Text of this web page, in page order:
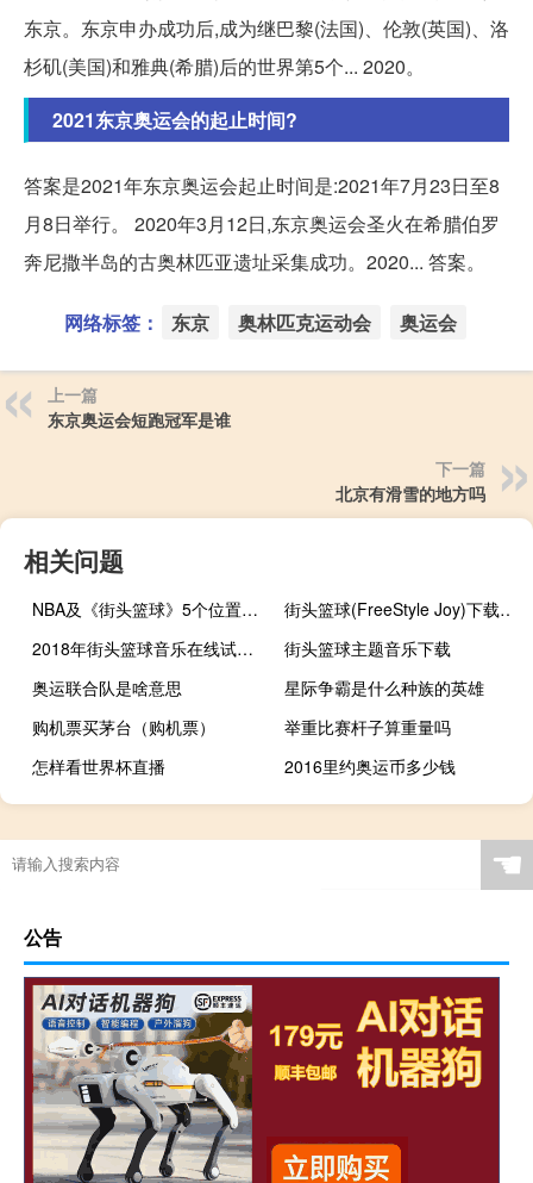
东京。东京申办成功后,成为继巴黎(法国)、伦敦(英国)、洛
杉矶(美国)和雅典(希腊)后的世界第5个... 2020。
2021东京奥运会的起止时间?
答案是2021年东京奥运会起止时间是:2021年7月23日至8
月8日举行。 2020年3月12日,东京奥运会圣火在希腊伯罗
奔尼撒半岛的古奥林匹亚遗址采集成功。2020... 答案。
网络标签： 东京 奥林匹克运动会 奥运会
上一篇
东京奥运会短跑冠军是谁
下一篇
北京有滑雪的地方吗
相关问题
NBA及《街头篮球》5个位置的详细介绍
街头篮球(FreeStyle Joy)下载(电脑、安卓和IOS所有版本)
2018年街头篮球音乐在线试听及下载
街头篮球主题音乐下载
奥运联合队是啥意思
星际争霸是什么种族的英雄
购机票买茅台（购机票）
举重比赛杆子算重量吗
怎样看世界杯直播
2016里约奥运币多少钱
中国足球进12强能进世界杯么
跑跑卡丁车黑妞怎么跳
元宵图片介绍
2022亚运会在杭州哪里举办富阳
☚
公告